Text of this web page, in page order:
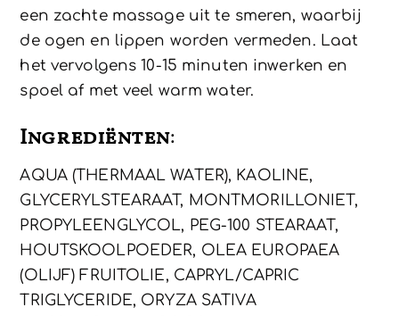
een zachte massage uit te smeren, waarbij
de ogen en lippen worden vermeden. Laat
het vervolgens 10-15 minuten inwerken en
spoel af met veel warm water.
Ingrediënten:
AQUA (THERMAAL WATER), KAOLINE,
GLYCERYLSTEARAAT, MONTMORILLONIET,
PROPYLEENGLYCOL, PEG-100 STEARAAT,
HOUTSKOOLPOEDER, OLEA EUROPAEA
(OLIJF) FRUITOLIE, CAPRYL/CAPRIC
TRIGLYCERIDE, ORYZA SATIVA